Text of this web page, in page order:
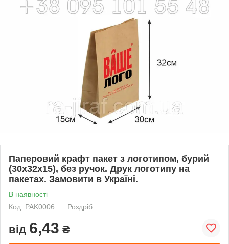
Паперовий крафт пакет з логотипом, бурий
(30х32х15), без ручок. Друк логотипу на
пакетах. Замовити в Україні.
В наявності
Код: PAK0006
Роздріб
від 6,43 ₴